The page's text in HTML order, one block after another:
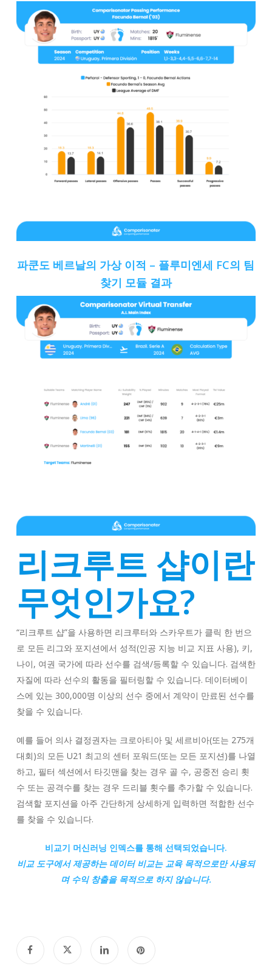
파쿤도 베르날의 가상 이적 – 플루미엔세 FC의 팀
찾기 모듈 결과
리크루트 샵이란
무엇인가요?
“리크루트 샵”을 사용하면 리크루터와 스카우트가 클릭 한 번으
로 모든 리그와 포지션에서 성적(인공 지능 비교 지표 사용), 키,
나이, 여권 국가에 따라 선수를 검색/등록할 수 있습니다. 검색한
자질에 따라 선수의 활동을 필터링할 수 있습니다. 데이터베이
스에 있는 300,000명 이상의 선수 중에서 계약이 만료된 선수를
찾을 수 있습니다.
예를 들어 의사 결정권자는 크로아티아 및 세르비아(또는 275개
대회)의 모든 U21 최고의 센터 포워드(또는 모든 포지션)를 나열
하고, 필터 섹션에서 타깃맨을 찾는 경우 골 수, 공중전 승리 횟
수 또는 공격수를 찾는 경우 드리블 횟수를 추가할 수 있습니다.
검색할 포지션을 아주 간단하게 상세하게 입력하면 적합한 선수
를 찾을 수 있습니다.
비교기 머신러닝 인덱스를 통해 선택되었습니다.
비교도구에서 제공하는 데이터 비교는 교육 목적으로만 사용되
며 수익 창출을 목적으로 하지 않습니다.